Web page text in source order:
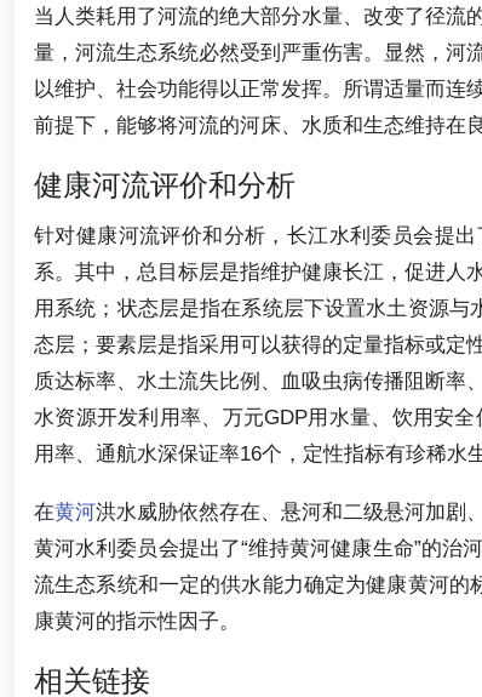
当人类耗用了河流的绝大部分水量、改变了径流
量，河流生态系统必然受到严重伤害。显然，河
以维护、社会功能得以正常发挥。所谓适量而连
前提下，能够将河流的河床、水质和生态维持在
健康河流评价和分析
针对健康河流评价和分析，长江水利委员会提
系。其中，总目标层是指维护健康长江，促进人
用系统；状态层是指在系统层下设置水土资源
态层；要素层是指采用可以获得的定量指标或定
质达标率、水土流失比例、血吸虫病传播阻断率
水资源开发利用率、万元GDP用水量、饮用安
用率、通航水深保证率16个，定性指标有珍稀水
在黄河洪水威胁依然存在、悬河和二级悬河加剧
黄河水利委员会提出了“维持黄河健康生命”的
流生态系统和一定的供水能力确定为健康黄河
康黄河的指示性因子。
相关链接